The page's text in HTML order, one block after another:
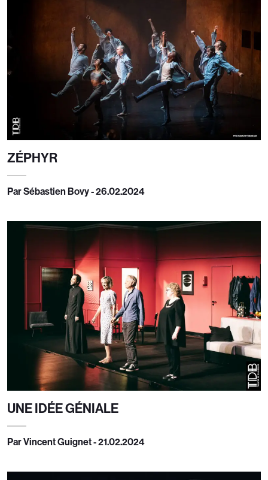
ZÉPHYR
Par Sébastien Bovy - 26.02.2024
UNE IDÉE GÉNIALE
Par Vincent Guignet - 21.02.2024